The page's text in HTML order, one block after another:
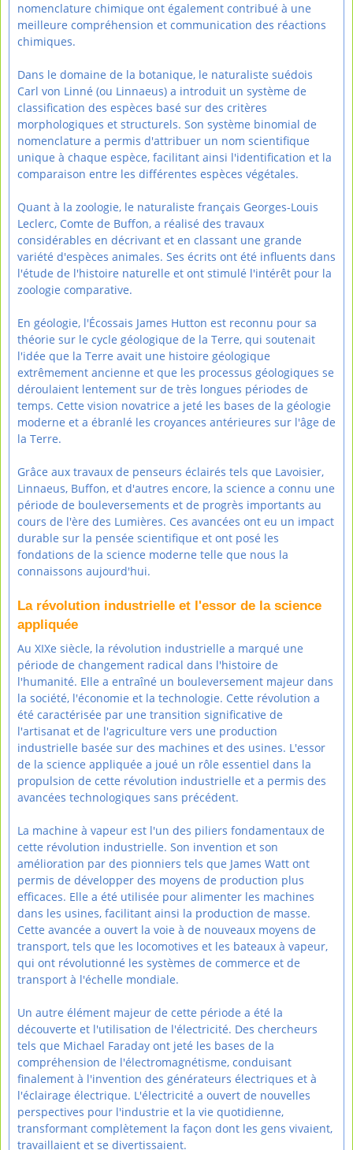
nomenclature chimique ont également contribué à une
meilleure compréhension et communication des réactions
chimiques.
Dans le domaine de la botanique, le naturaliste suédois
Carl von Linné (ou Linnaeus) a introduit un système de
classification des espèces basé sur des critères
morphologiques et structurels. Son système binomial de
nomenclature a permis d'attribuer un nom scientifique
unique à chaque espèce, facilitant ainsi l'identification et la
comparaison entre les différentes espèces végétales.
Quant à la zoologie, le naturaliste français Georges-Louis
Leclerc, Comte de Buffon, a réalisé des travaux
considérables en décrivant et en classant une grande
variété d'espèces animales. Ses écrits ont été influents dans
l'étude de l'histoire naturelle et ont stimulé l'intérêt pour la
zoologie comparative.
En géologie, l'Écossais James Hutton est reconnu pour sa
théorie sur le cycle géologique de la Terre, qui soutenait
l'idée que la Terre avait une histoire géologique
extrêmement ancienne et que les processus géologiques se
déroulaient lentement sur de très longues périodes de
temps. Cette vision novatrice a jeté les bases de la géologie
moderne et a ébranlé les croyances antérieures sur l'âge de
la Terre.
Grâce aux travaux de penseurs éclairés tels que Lavoisier,
Linnaeus, Buffon, et d'autres encore, la science a connu une
période de bouleversements et de progrès importants au
cours de l'ère des Lumières. Ces avancées ont eu un impact
durable sur la pensée scientifique et ont posé les
fondations de la science moderne telle que nous la
connaissons aujourd'hui.
La révolution industrielle et l'essor de la science
appliquée
Au XIXe siècle, la révolution industrielle a marqué une
période de changement radical dans l'histoire de
l'humanité. Elle a entraîné un bouleversement majeur dans
la société, l'économie et la technologie. Cette révolution a
été caractérisée par une transition significative de
l'artisanat et de l'agriculture vers une production
industrielle basée sur des machines et des usines. L'essor
de la science appliquée a joué un rôle essentiel dans la
propulsion de cette révolution industrielle et a permis des
avancées technologiques sans précédent.
La machine à vapeur est l'un des piliers fondamentaux de
cette révolution industrielle. Son invention et son
amélioration par des pionniers tels que James Watt ont
permis de développer des moyens de production plus
efficaces. Elle a été utilisée pour alimenter les machines
dans les usines, facilitant ainsi la production de masse.
Cette avancée a ouvert la voie à de nouveaux moyens de
transport, tels que les locomotives et les bateaux à vapeur,
qui ont révolutionné les systèmes de commerce et de
transport à l'échelle mondiale.
Un autre élément majeur de cette période a été la
découverte et l'utilisation de l'électricité. Des chercheurs
tels que Michael Faraday ont jeté les bases de la
compréhension de l'électromagnétisme, conduisant
finalement à l'invention des générateurs électriques et à
l'éclairage électrique. L'électricité a ouvert de nouvelles
perspectives pour l'industrie et la vie quotidienne,
transformant complètement la façon dont les gens vivaient,
travaillaient et se divertissaient.